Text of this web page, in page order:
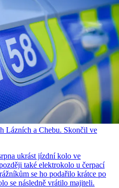
Lázních a Chebu. Skončil ve
ukrást jízdní kolo ve
také elektrokolo u čerpací
se ho podařilo krátce po
se následně vrátilo majiteli.